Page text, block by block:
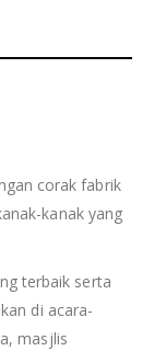
corak fabrik
kanak yang
terbaik serta
di acara-
masjlis